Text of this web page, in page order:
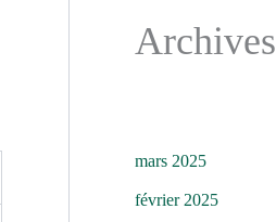
Archives
mars 2025
février 2025